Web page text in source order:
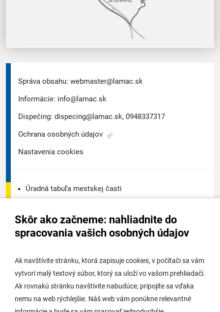
Skôr ako začneme: nahliadnite do
spracovania vašich osobných údajov
Ak navštívite stránku, ktorá zapisuje cookies, v počítači sa vám
vytvorí malý textový súbor, ktorý sa uloží vo vašom prehliadači.
Ak rovnakú stránku navštívite nabudúce, pripojíte sa vďaka
nemu na web rýchlejšie. Náš web vám ponúkne relevantné
Správa obsahu: webmaster@lamac.sk
Informácie: info@lamac.sk
Dispečing: dispecing@lamac.sk, 0948337317
Ochrana osobných údajov
Nastavenia cookies
Úradná tabuľa mestskej časti
Úradná tabuľa stavebného úradu
Potrebujem vybaviť
Samospráva